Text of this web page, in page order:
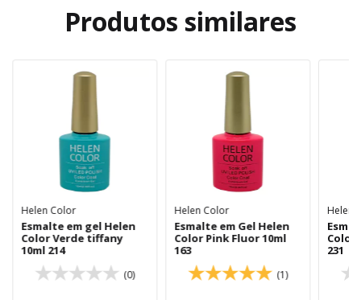
Produtos similares
Helen Color
Esmalte em gel Helen
Color Verde tiffany
10ml 214
(0)
Helen Color
Esmalte em Gel Helen
Color Pink Fluor 10ml
163
(1)
Helen
Color
231